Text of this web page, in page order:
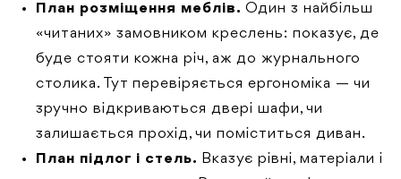
План розміщення меблів. Один з найбільш
«читаних» замовником креслень: показує, де
буде стояти кожна річ, аж до журнального
столика. Тут перевіряється ергономіка — чи
зручно відкриваються двері шафи, чи
залишається прохід, чи поміститься диван.
План підлог і стель. Вказує рівні, матеріали і